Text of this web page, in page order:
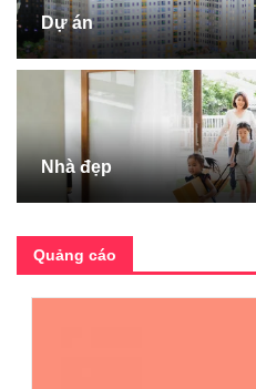
Dự án
Nhà đẹp
Quảng cáo